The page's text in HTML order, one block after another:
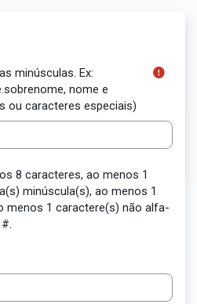
minúsculas. Ex:
nome e
ou caracteres especiais)
8 caracteres, ao menos 1
minúscula(s), ao menos 1
menos 1 caractere(s) não alfa-